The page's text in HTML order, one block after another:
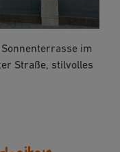
im
Straße, stilvolles